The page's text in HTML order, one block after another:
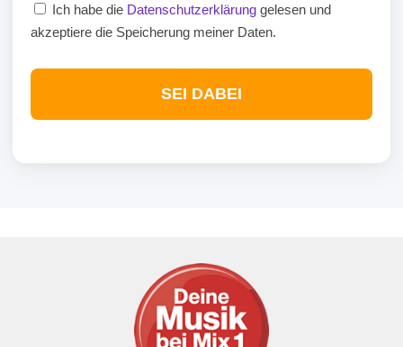
Ich habe die Datenschutzerklärung gelesen und
akzeptiere die Speicherung meiner Daten.
SEI DABEI